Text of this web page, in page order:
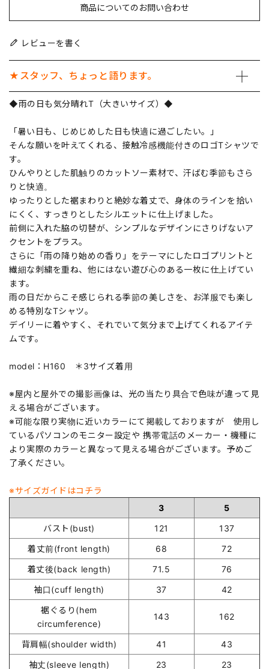
商品についてのお問い合わせ
レビューを書く
★スタッフ、ちょっと語ります。
◆雨の日も気分晴れT（大きいサイズ）◆
「暑い日も、じめじめした日も快適に過ごしたい。」
そんな願いを叶えてくれる、接触冷感機能付きのロゴTシャツで
す。
ひんやりとした肌触りのカットソー素材で、汗ばむ季節もさら
りと快適。
ゆったりとした裾まわりと絶妙な着丈で、身体のラインを拾い
にくく、すっきりとしたシルエットに仕上げました。
前側に入れた脇の切替が、シンプルなデザインにさりげないア
クセントをプラス。
さらに「雨の降り始めの香り」をテーマにしたロゴプリントと
繊細な刺繍を重ね、他にはない遊び心のある一枚に仕上げてい
ます。
雨の日だからこそ感じられる季節の美しさを、お洋服でも楽し
める特別なTシャツ。
デイリーに着やすく、それでいて気分まで上げてくれるアイテ
ムです。
model：H160 ＊3サイズ着用
※屋内と屋外での撮影画像は、光の当たり具合で色味が違って見
える場合がございます。
※可能な限り実物に近いカラーにて掲載しておりますが 使用し
ているパソコンのモニター設定や 携帯電話のメーカー・機種に
より実際のカラーと異なって見える場合がございます。予めご
了承ください。
※サイズガイドはコチラ
3
5
バスト(bust)
121
137
着丈前(front length)
68
72
着丈後(back length)
71.5
76
袖口(cuff length)
37
42
裾ぐるり(hem
circumference)
143 162
背肩幅(shoulder width) 41
43
袖丈(sleeve length)
23 23